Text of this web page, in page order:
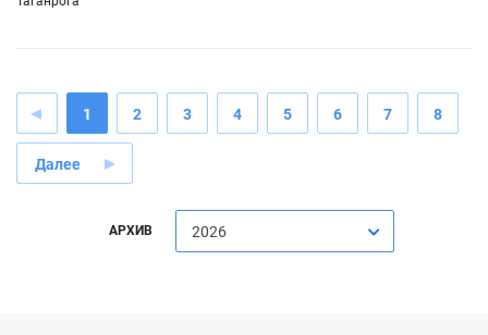
1 2 3 4 5 6 7 8
Далее
АРХИВ 2026